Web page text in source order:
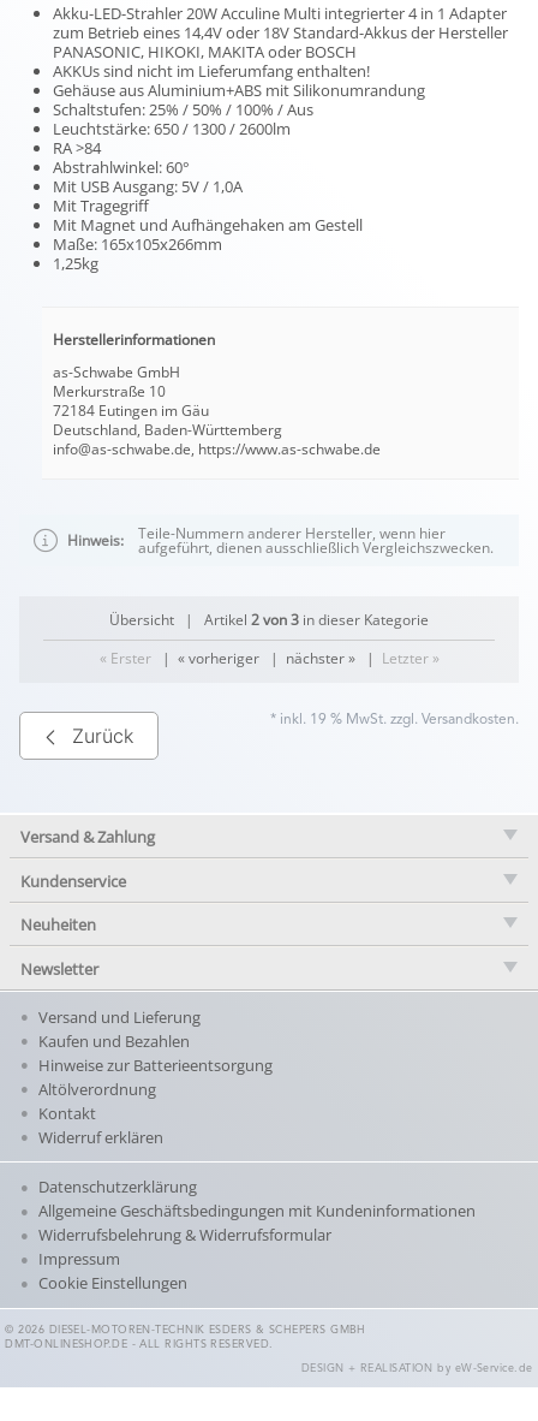
Akku-LED-Strahler 20W Acculine Multi integrierter 4 in 1 Adapter
zum Betrieb eines 14,4V oder 18V Standard-Akkus der Hersteller
PANASONIC, HIKOKI, MAKITA oder BOSCH
AKKUs sind nicht im Lieferumfang enthalten!
Gehäuse aus Aluminium+ABS mit Silikonumrandung
Schaltstufen: 25% / 50% / 100% / Aus
Leuchtstärke: 650 / 1300 / 2600lm
RA >84
Abstrahlwinkel: 60°
Mit USB Ausgang: 5V / 1,0A
Mit Tragegriff
Mit Magnet und Aufhängehaken am Gestell
Maße: 165x105x266mm
1,25kg
Herstellerinformationen
as-Schwabe GmbH
Merkurstraße 10
72184 Eutingen im Gäu
Deutschland, Baden-Württemberg
info@as-schwabe.de, https://www.as-schwabe.de
Hinweis: Teile-Nummern anderer Hersteller, wenn hier
aufgeführt, dienen ausschließlich Vergleichszwecken.
Übersicht | Artikel 2 von 3 in dieser Kategorie
« Erster| « vorheriger| nächster »| Letzter »
Zurück
* inkl. 19 % MwSt. zzgl. Versandkosten.
Versand & Zahlung
Kundenservice
Neuheiten
Newsletter
Versand und Lieferung
Kaufen und Bezahlen
Hinweise zur Batterieentsorgung
Altölverordnung
Kontakt
Widerruf erklären
Datenschutzerklärung
Allgemeine Geschäftsbedingungen mit Kundeninformationen
Widerrufsbelehrung & Widerrufsformular
Impressum
Cookie Einstellungen
© 2026 DIESEL-MOTOREN-TECHNIK ESDERS & SCHEPERS GMBH
DMT-ONLINESHOP.DE - ALL RIGHTS RESERVED.
DESIGN + REALISATION by eW-Service.de